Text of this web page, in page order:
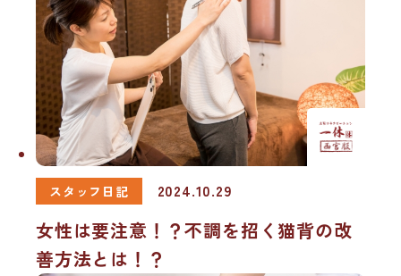
スタッフ日記 2024.10.29
女性は要注意！？不調を招く猫背の改
善方法とは！？